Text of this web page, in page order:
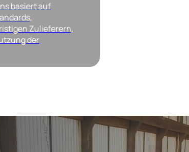
basiert auf
Zulieferern,
der